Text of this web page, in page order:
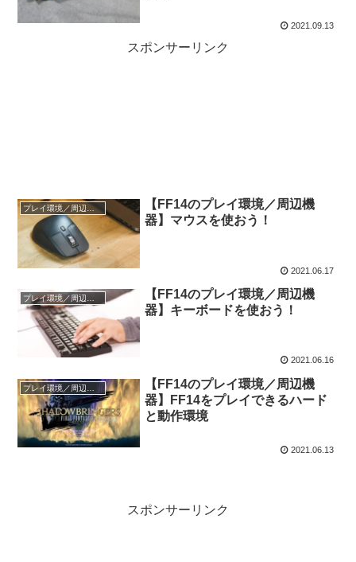
2021.09.13
スポンサーリンク
プレイ環境／周辺機器
【FF14のプレイ環境／周辺機
器】マウスを使おう！
2021.06.17
【FF14のプレイ環境／周辺機
器】キーボードを使おう！
2021.06.16
【FF14のプレイ環境／周辺機
器】FF14をプレイできるハード
と動作環境
2021.06.13
スポンサーリンク